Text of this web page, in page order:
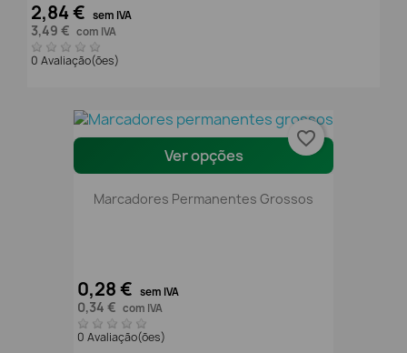
2,84 € sem IVA
3,49 € com IVA
0 Avaliação(ões)
Ver opções
Marcadores Permanentes Grossos
0,28 € sem IVA
0,34 € com IVA
0 Avaliação(ões)
favorite_border